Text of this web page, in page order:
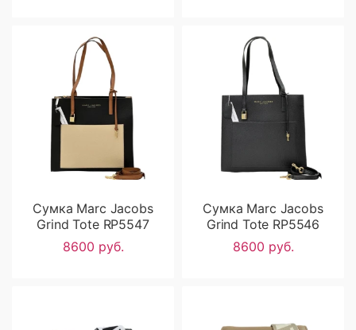
Сумка Marc Jacobs
Grind Tote RP5547
8600 руб.
Сумка Marc Jacobs
Grind Tote RP5546
8600 руб.